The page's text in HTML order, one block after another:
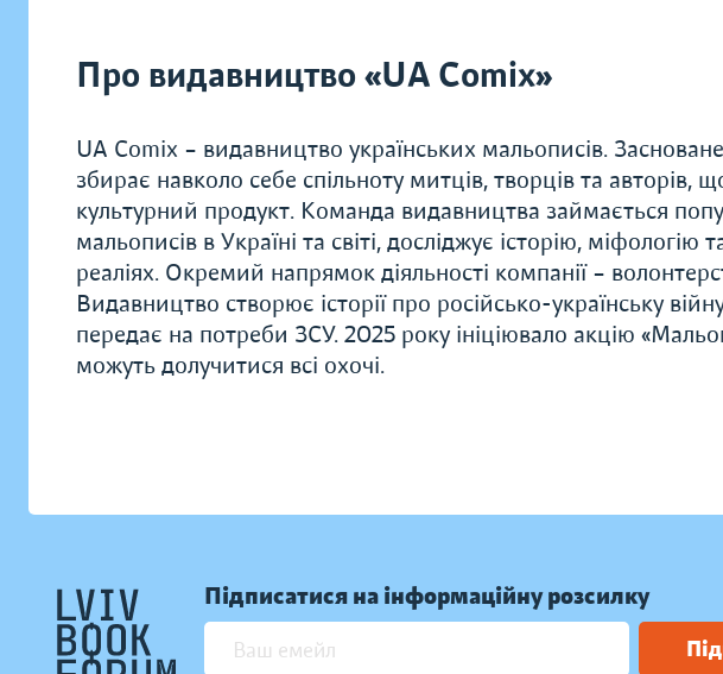
Про видавництво «UA Comix»
UA Comix – видавництво українських мальописів.
збирає навколо себе спільноту митців, творців та авторів,
культурний продукт. Команда видавництва займається
мальописів в Україні та світі, досліджує історію,
реаліях. Окремий напрямок діяльності компанії –
Видавництво створює історії про російсько-українську
передає на потреби ЗСУ. 2025 року ініціювало акцію
можуть долучитися всі охочі.
Підписатися на інформаційну розсилку